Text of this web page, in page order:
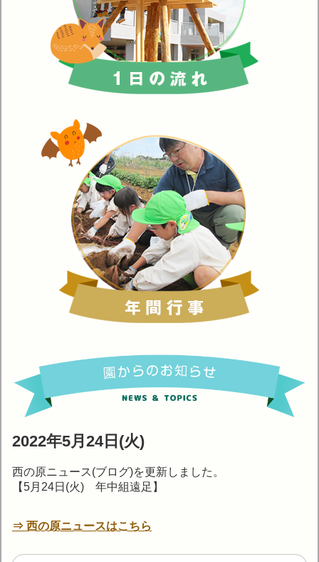
2022年5月24日(火)
西の原ニュース(ブログ)を更新しました。
【5月24日(火) 年中組遠足】
⇒ 西の原ニュースはこちら